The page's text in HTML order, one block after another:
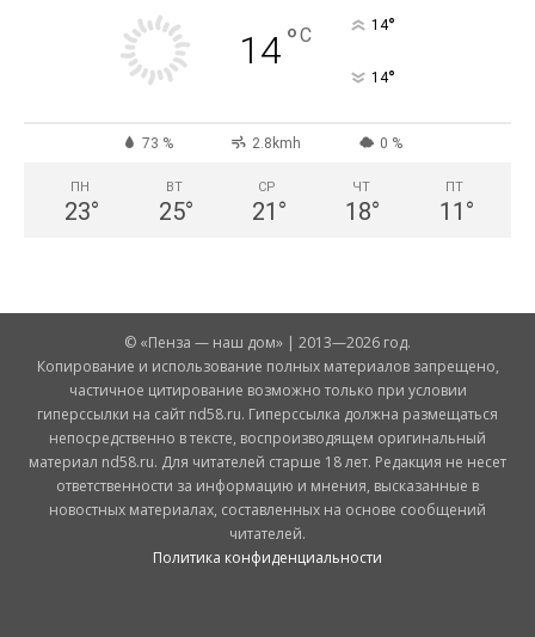
14°C 14°
14°
73 % 2.8kmh 0 %
ПН
23°
ВТ
25°
СР
21 °
ЧТ
18°
ПТ
11 °
© «Пенза — наш дом» | 2013—2026 год.
Копирование и использование полных материалов запрещено,
частичное цитирование возможно только при условии
гиперссылки на сайт nd58.ru. Гиперссылка должна размещаться
непосредственно в тексте, воспроизводящем оригинальный
материал nd58.ru. Для читателей старше 18 лет. Редакция не несет
ответственности за информацию и мнения, высказанные в
новостных материалах, составленных на основе сообщений
читателей.
Политика конфиденциальности